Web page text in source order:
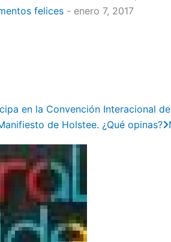
felices - enero 7, 2017
en la Convención Interacional
de Holstee. ¿Qué opinas?